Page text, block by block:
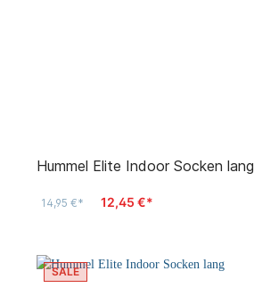
Hummel Elite Indoor Socken lang
14,95 €* 12,45 €*
SALE